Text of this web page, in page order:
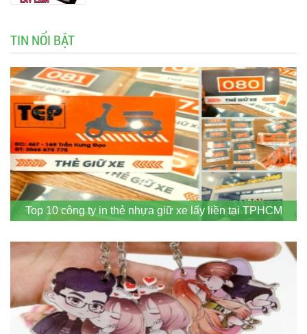
TIN NỔI BẬT
Top 10 công ty in thẻ nhựa giữ xe lấy liền tại TPHCM